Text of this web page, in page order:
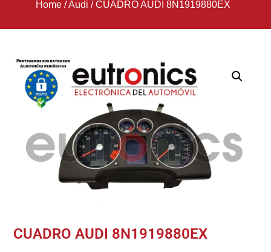
Home/Audi /CUADRO AUDI 8N1919880EX
CUADRO AUDI 8N1919880EX